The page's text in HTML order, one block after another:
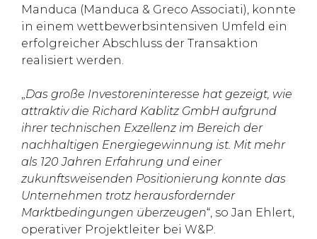
Manduca (Manduca & Greco Associati), konnte
in einem wettbewerbsintensiven Umfeld ein
erfolgreicher Abschluss der Transaktion
realisiert werden.
„Das große Investoreninteresse hat gezeigt, wie
attraktiv die Richard Kablitz GmbH aufgrund
ihrer technischen Exzellenz im Bereich der
nachhaltigen Energiegewinnung ist. Mit mehr
als 120 Jahren Erfahrung und einer
zukunftsweisenden Positionierung konnte das
Unternehmen trotz herausfordernder
Marktbedingungen überzeugen“, so Jan Ehlert,
operativer Projektleiter bei W&P.